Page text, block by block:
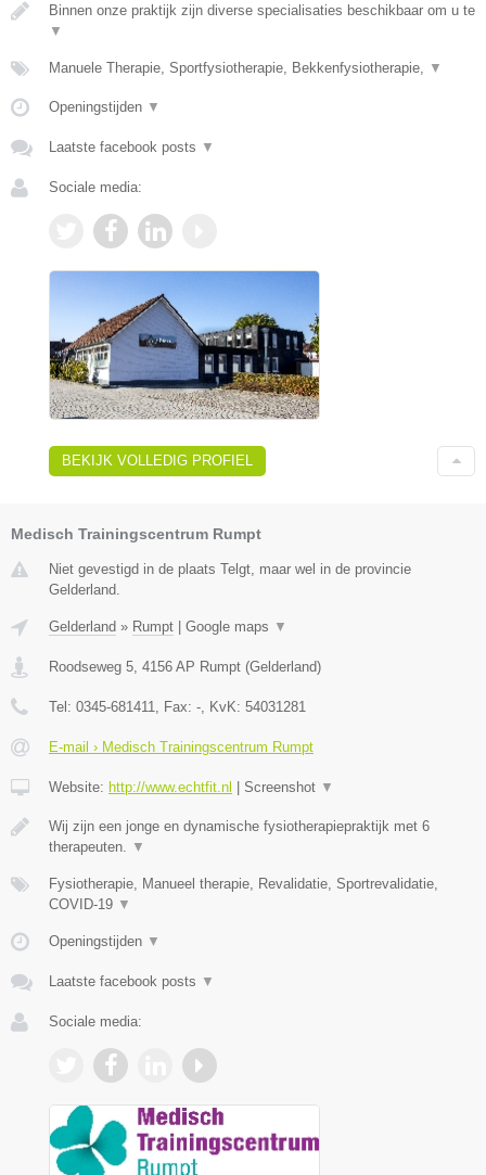
Binnen onze praktijk zijn diverse specialisaties beschikbaar om u te
▼
Manuele Therapie, Sportfysiotherapie, Bekkenfysiotherapie, ▼
Openingstijden ▼
Laatste facebook posts ▼
Sociale media:
BEKIJK VOLLEDIG PROFIEL
Medisch Trainingscentrum Rumpt
Niet gevestigd in de plaats Telgt, maar wel in de provincie
Gelderland.
Gelderland » Rumpt Google maps ▼
Roodseweg 5 4156 AP Rumpt (Gelderland)
Tel: 0345-681411 , Fax: - , KvK: 54031281
E-mail › Medisch Trainingscentrum Rumpt
Website: http://www.echtfit.nl Screenshot ▼
Wij zijn een jonge en dynamische fysiotherapiepraktijk met 6
therapeuten.
▼
Fysiotherapie, Manueel therapie, Revalidatie, Sportrevalidatie,
COVID-19 ▼
Openingstijden ▼
Laatste facebook posts ▼
Sociale media: